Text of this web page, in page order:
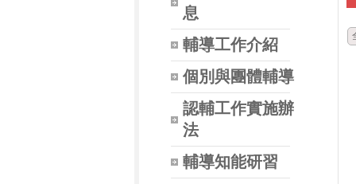
息
輔導工作介紹
個別與團體輔導
認輔工作實施辦
法
輔導知能研習